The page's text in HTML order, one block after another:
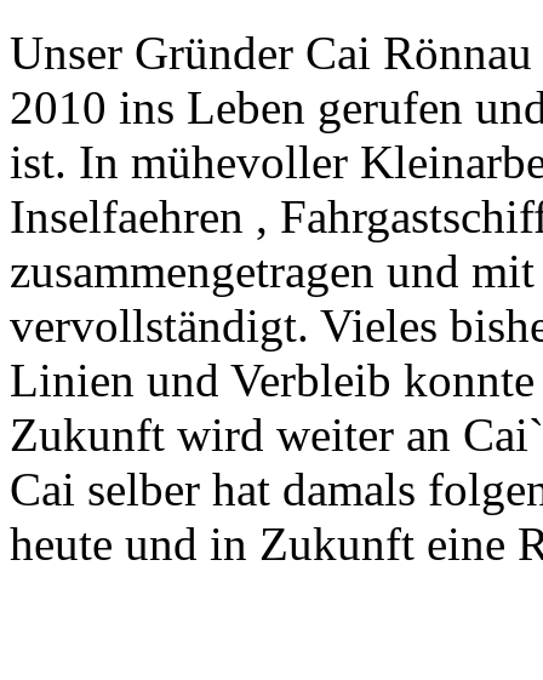
Unser Gründer Cai
2010 ins Leben gerufen
ist. In mühevoller
Inselfaehren ,
zusammengetragen und
vervollständigt. Vieles
Linien und Verbleib
Zukunft wird weiter an
Cai selber hat damals
heute und in Zukunft eine